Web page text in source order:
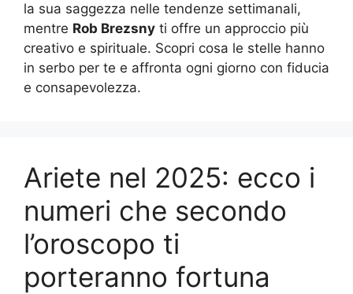
la sua saggezza nelle tendenze settimanali,
mentre Rob Brezsny ti offre un approccio più
creativo e spirituale. Scopri cosa le stelle hanno
in serbo per te e affronta ogni giorno con fiducia
e consapevolezza.
Ariete nel 2025: ecco i
numeri che secondo
l’oroscopo ti
porteranno fortuna